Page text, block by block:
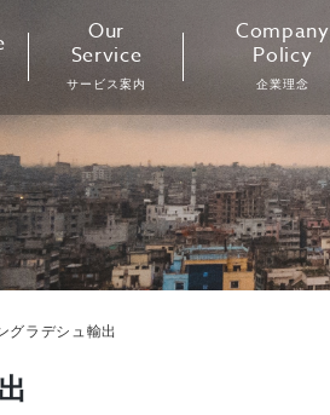
Our
Service
サービス案内
Company
Policy
企業理念
グラデシュ輸出